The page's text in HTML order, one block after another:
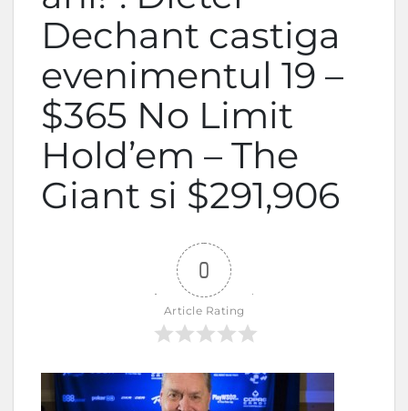
Dechant castiga
evenimentul 19 –
$365 No Limit
Hold’em – The
Giant si $291,906
0
Article Rating